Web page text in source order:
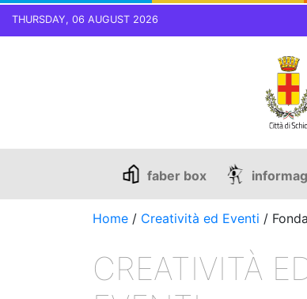
THURSDAY, 06 AUGUST 2026
faber box
Home / Creatività ed Eventi /
CREATIVITÀ